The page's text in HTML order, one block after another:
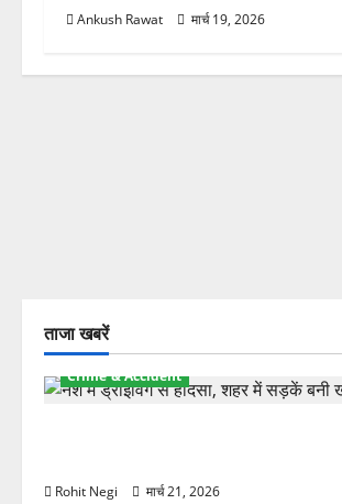
Ankush Rawat मार्च 19, 2026
ताजा खबरें
Crime & Accident
Rohit Negi मार्च 21, 2026